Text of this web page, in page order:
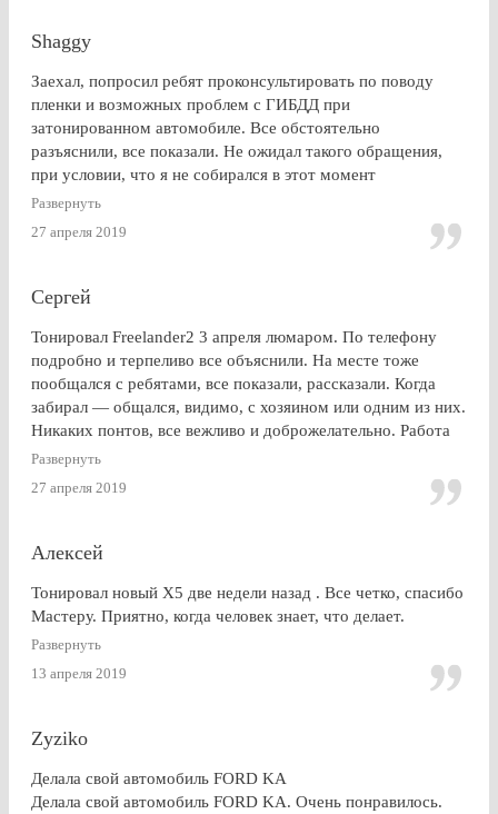
Shaggy
Заехал, попросил ребят проконсультировать по поводу
пленки и возможных проблем с ГИБДД при
затонированном автомобиле. Все обстоятельно
разъяснили, все показали. Не ожидал такого обращения,
при условии, что я не собирался в этот момент
тонироваться. для сравнения заехал на Оставшковское
дешевле. в очередной раз убедился (хорошо, что не на
решил, что буду тонироваться
Развернуть
27 апреля 2019
Сергей
Тонировал Freelander2 3 апреля люмаром. По телефону
подробно и терпеливо все объяснили. На месте тоже
пообщался с ребятами, все показали, рассказали. Когда
забирал — общался, видимо, с хозяином или одним из них.
Никаких понтов, все вежливо и доброжелательно. Работа
сделана очень качественно, пленка лежит до самой кромки
стекла (есть, правда, неравномерность на разных стеклах,
но это я уже придираюсь). По сравнению с другими
посоветоваться обращаться к этим ребятам? Однозначно,
Развернуть
27 апреля 2019
Алексей
Тонировал новый Х5 две недели назад . Все четко, спасибо
Мастеру. Приятно, когда человек знает, что делает.
Развернуть
13 апреля 2019
Zyziko
Делала свой автомобиль FORD KA
Делала свой автомобиль FORD KA. Очень понравилось.